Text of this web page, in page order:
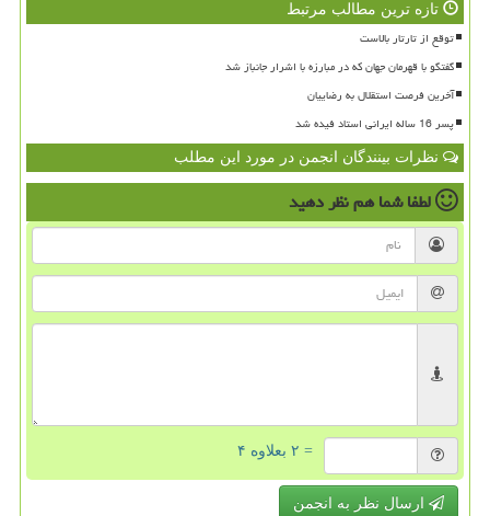
تازه ترین مطالب مرتبط
توقع از تارتار بالاست
گفتگو با قهرمان جهان که در مبارزه با اشرار جانباز شد
آخرین فرصت استقلال به رضاییان
پسر 16 ساله ایرانی استاد فیده شد
نظرات بینندگان انجمن در مورد این مطلب
لطفا شما همنظر دهید
= ۲ بعلاوه ۴
ارسال نظر به انجمن